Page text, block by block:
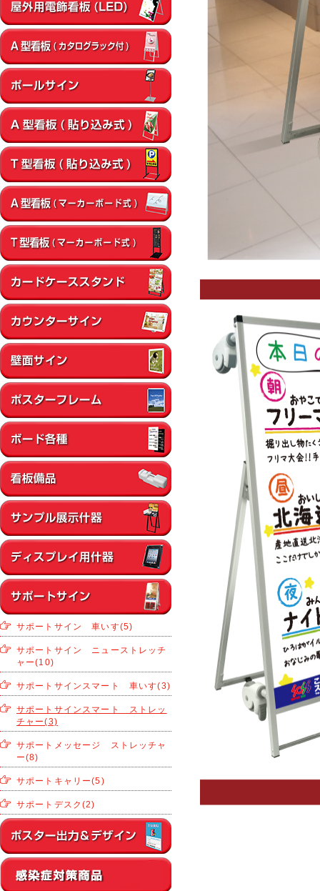
サポートサイン 車いす(5)
サポートサイン ニューストレッチ
ャー(10)
サポートサインスマート 車いす(3)
サポートサインスマート ストレッ
チャー(3)
サポートメッセージ ストレッチャ
ー(8)
サポートキャリー(5)
サポートデスク(2)